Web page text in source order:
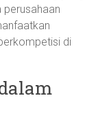
perusahaan
di